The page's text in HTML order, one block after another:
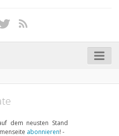
Test
dem neusten Stand
abonnieren! -